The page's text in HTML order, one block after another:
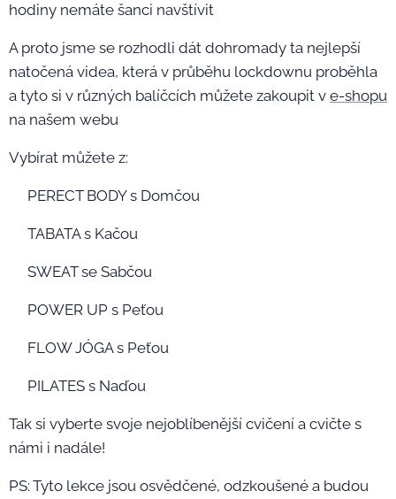
hodiny nemáte šanci navštívit🥺
A proto jsme se rozhodli dát dohromady ta nejlepší
natočená videa, která v průběhu lockdownu proběhla
a tyto si v různých balíčcích můžete zakoupit v e-shopu
na našem webu 🤩
Vybírat můžete z:
➡️PERECT BODY s Domčou
➡️TABATA s Kačou
➡️SWEAT se Sabčou
➡️POWER UP s Peťou
➡️FLOW JÓGA s Peťou
➡️PILATES s Naďou
Tak si vyberte svoje nejoblíbenější cvičení a cvičte s
námi i nadále!🤩❤️
PS: Tyto lekce jsou osvědčené, odzkoušené a budou